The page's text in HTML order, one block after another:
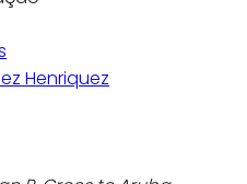
Henriquez